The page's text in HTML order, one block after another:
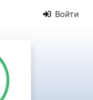
Войти